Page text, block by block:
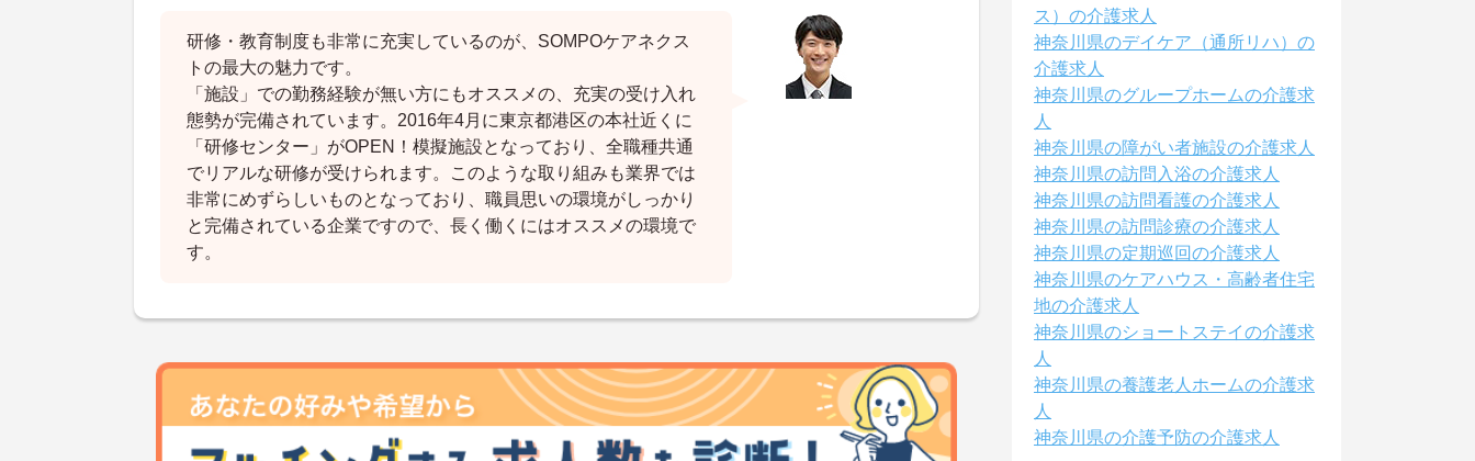
研修・教育制度も非常に充実しているのが、SOMPOケアネクス
トの最大の魅力です。
「施設」での勤務経験が無い方にもオススメの、充実の受け入れ
態勢が完備されています。2016年4月に東京都港区の本社近くに
「研修センター」がOPEN！模擬施設となっており、全職種共通
でリアルな研修が受けられます。このような取り組みも業界では
非常にめずらしいものとなっており、職員思いの環境がしっかり
と完備されている企業ですので、長く働くにはオススメの環境で
す。
ス）の介護求人
神奈川県のデイケア（通所リハ）の
介護求人
神奈川県のグループホームの介護求
人
神奈川県の障がい者施設の介護求人
神奈川県の訪問入浴の介護求人
神奈川県の訪問看護の介護求人
神奈川県の訪問診療の介護求人
神奈川県の定期巡回の介護求人
神奈川県のケアハウス・高齢者住宅
地の介護求人
神奈川県のショートステイの介護求
人
神奈川県の養護老人ホームの介護求
人
神奈川県の介護予防の介護求人